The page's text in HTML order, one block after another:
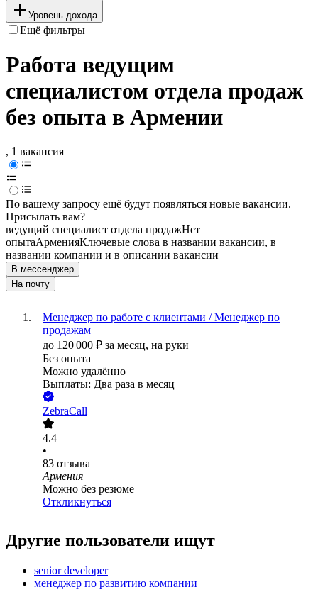
Уровень дохода
Ещё фильтры
Работа ведущим
специалистом отдела продаж
без опыта в Армении
, 1 вакансия
По вашему запросу ещё будут появляться новые вакансии.
Присылать вам?
ведущий специалист отдела продажНет
опытаАрменияКлючевые слова в названии вакансии, в
названии компании и в описании вакансии
В мессенджер
На почту
Менеджер по работе с клиентами / Менеджер по
продажам
до 120 000 ₽ за месяц, на руки
Без опыта
Можно удалённо
Выплаты: Два раза в месяц
ZebraCall
4.4
•
83 отзыва
Армения
Можно без резюме
Откликнуться
Другие пользователи ищут
senior developer
менеджер по развитию компании